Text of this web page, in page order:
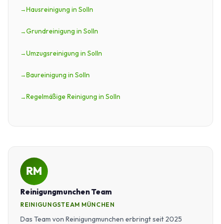
Hausreinigung in Solln
Grundreinigung in Solln
Umzugsreinigung in Solln
Baureinigung in Solln
Regelmäßige Reinigung in Solln
RM
Reinigungmunchen Team
REINIGUNGSTEAM MÜNCHEN
Das Team von Reinigungmunchen erbringt seit 2025